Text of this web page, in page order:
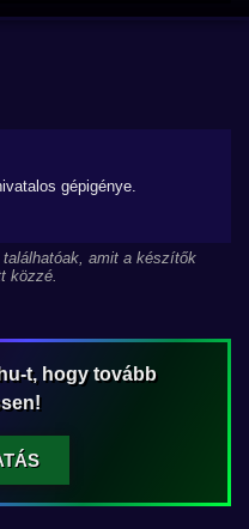
gépigénye.
amit a készítők
közzé.
t, hogy tovább